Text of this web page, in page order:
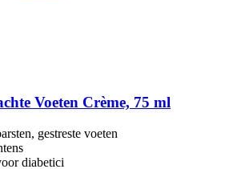
Voeten Crème, 75 ml
gestreste voeten
diabetici